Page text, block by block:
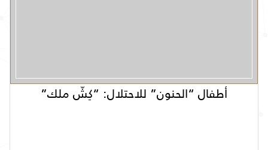
أطفال “الحنون” للاحتلال: “كِشّ ملك”